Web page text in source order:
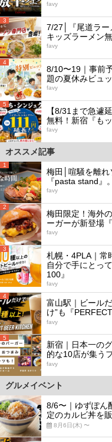
favy
3
7/27│『尾道ラー
キッズラーメン
favy
4
8/10〜19｜事前
題の夏休みビュ
favy
5
【8/31まで急遽
無料！新宿『も
favy
オススメ記事
1
梅田│喧騒を離
『pasta stand』
favy
2
梅田限定！海外
ーガーが新登場
favy
3
札幌・4PLA｜常
自分で手にとっ
100』
favy
4
富山駅｜ビール
け”も『
favy
5
新宿｜日本一の
的な10店が集う
favy
グルメイベント
8/6〜｜ゆずぽん
定のカルビ丼を
8月6日(木) 〜